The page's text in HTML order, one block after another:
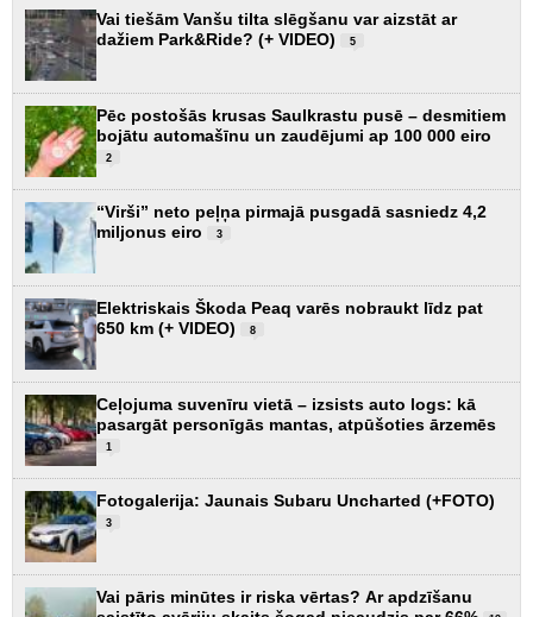
Vai tiešām Vanšu tilta slēgšanu var aizstāt ar
dažiem Park&Ride? (+ VIDEO)
5
Pēc postošās krusas Saulkrastu pusē – desmitiem
bojātu automašīnu un zaudējumi ap 100 000 eiro
2
“Virši” neto peļņa pirmajā pusgadā sasniedz 4,2
miljonus eiro
3
Elektriskais Škoda Peaq varēs nobraukt līdz pat
650 km (+ VIDEO)
8
Ceļojuma suvenīru vietā – izsists auto logs: kā
pasargāt personīgās mantas, atpūšoties ārzemēs
1
Fotogalerija: Jaunais Subaru Uncharted (+FOTO)
3
Vai pāris minūtes ir riska vērtas? Ar apdzīšanu